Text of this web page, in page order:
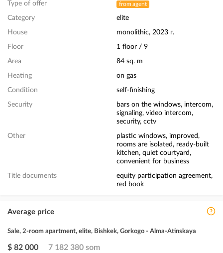
Type of offer from agent
Category elite
House monolithic, 2023 г.
Floor 1 floor / 9
Area 84 sq. m
Heating on gas
Condition self-finishing
Security
bars on the windows, intercom,
signaling, video intercom,
security, cctv
Other
plastic windows, improved,
rooms are isolated, ready-built
kitchen, quiet courtyard,
convenient for business
Title documents
equity participation agreement,
red book
Average price
Sale, 2-room apartment, elite, Bishkek, Gorkogo - Alma-Atinskaya
$ 82 000 7 182 380 som